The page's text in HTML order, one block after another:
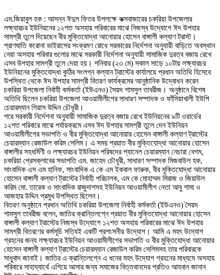
এম.জিয়াবুল হক : আসন্ন ঈদুল ফিতর উপলক্ষে কক্সবাজারের চকরিয়া উপজেলার
লক্ষ্যারচর ইউনিয়নের ১২শত অসহায় পরিবারের মাঝে নিজস্ব উদ্যোগে ঈদ উপহার
সামগ্রী তুলে দিয়েছেন বীর মুক্তিযোদ্ধা আনোয়ার হোসেন বাঙ্গালী কল্যাণ ট্রাস্ট।
প্রাণঘাতি করোনা ভাইরাসের সংক্রমণ রোধে সরকারের নির্দেশনা অনুযায়ী বাড়িতে অবস্থান
নেয়া অসহায় পরিবার গুলোর মাঝে সরকারী নির্দেশনা অনুযায়ী সামাজিক দুরত্ব বজায় রেখে
এসব উপহার সামগ্রী তুলে দেয়া হয়। শনিবার (২৩ মে) সকাল সাড়ে ১০টায় লক্ষ্যারচর
ইউনিয়নের মুক্তিযোদ্ধা কুঠির সংলগ্ন কল্যান ট্রাস্টের কার্যালয়ে প্রধান অতিথি হিসেবে
উপস্থিত থেকে ঈদ উপহার সামগ্রী বিতরণ কার্যক্রমের আনুষ্ঠানিক উদ্বোধন করেন
চকরিয়া উপজেলা নির্বাহী কর্মকর্তা (ইউএনও) সৈয়দ শামসুল তাবরীজ। অনুষ্ঠানে বিশেষ
অতিথি ছিলেন চকরিয়া উপজেলা আওয়ামীলীগের সাধারণ সম্পাদক ও ফাঁসিয়াখালী ইউপি
চেয়ারম্যান গিয়াস উদ্দিন চৌধূরী।
পরে সরকারী নির্দেশনা অনুযায়ী সামাজিক দুরত্ব বজায় রেখে ইউনিয়নের ৯টি ওয়ার্ডের
১২শত পরিবারে মাঝে পর্যায়ক্রমে এসব ঈদ উপহার সামগ্রী তুলে দেন ইউনিয়ন
আওয়ামীলীগের সভাপতি ও বীর মুক্তিযোদ্ধা আনোয়ার হোসেন বাঙ্গালী কল্যাণ ট্রাস্টের
চেয়ারম্যান রেজাউল করিম সেলিম। এ সময় প্রয়াত বীর মুক্তিযোদ্ধা আনোয়ার হোসেন
বাঙ্গালীর সহধর্মিণী ও লক্ষ্যারচর ইউনিয়ন পরিষদের প্যানেল চেয়ারম্যান নেচারা বেগম,
চকরিয়া প্রেসক্লাবের সভাপতি এম. জাহেদ চৌধূরী, সাধারণ সম্পাদক মিজবাউল হক,
সাংবাদিক এস এম হানিফ, সাংবাদিক এ কে এম ইকবাল ফারুক, বীর মুক্তিযোদ্ধা আনোয়ার
হোসেন বাঙ্গালী কল্যাণ ট্রাস্টের নির্বাহী পরিচালক, এম কে মোহাম্মদ মিরাজ ও জিয়াউল
করিম মো. তারেক ও সাংবাদিক রাজুদাশসহ ইউনিয়ন আওয়ামীলীগ নেতা আবু শামা ও
আজহার উদ্দিন প্রমুখ উপস্থিত ছিলেন।
বিতরণ অনুষ্ঠানে প্রধান অতিথি চকরিয়া উপজেলা নির্বাহী কর্মকর্তা (ইউএনও) সৈয়দ
শামসুল তাবরীজ বলেন, জাতির ক্রান্তিলগ্নে প্রয়াত বীর মুক্তিযোদ্ধা আনোয়ার হোসেন
বাঙ্গালী কল্যাণ ট্রাস্টের নিজস্ব উদ্যোগে ১২শত অসহায় পরিবারের মাঝে ঈদ উপহার
সামগ্রী বিতরণের কর্মসূচি সত্যিই একটি প্রশংসনীয় উদ্যোগ। আমি এ মহৎ উদ্যোগ
গ্রহনের জন্য লক্ষ্যারচর ইউনিয়ন আওয়ামীলীগের সভাপতি ও বীর মুক্তিযোদ্ধা আনোয়ার
হোসেন বাঙ্গালী কল্যাণ ট্রাস্টের চেয়ারম্যান রেজাউল করিম সেলিমসহ তার পরিবারকে
সাধুবাদ জানাই। জাতির এ ক্রান্তিলগ্নে এ ধনের মহৎ উদ্যোগ গ্রহনের মাধ্যমে অসহায়
পরিবারে সাহায্যার্থে এগিয়ে আসার জন্য সমাজের বিত্তবানদের প্রতিও আহবান জানান